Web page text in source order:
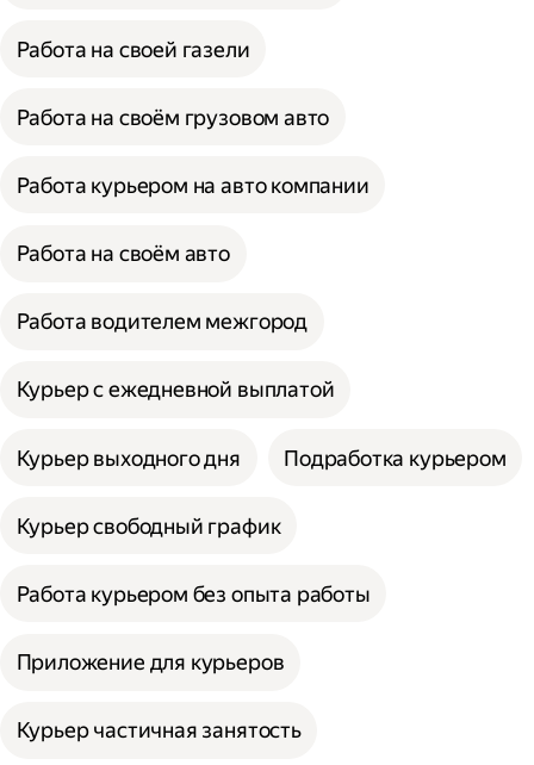
Работа на своей газели
Работа на своём грузовом авто
Работа курьером на авто компании
Работа на своём авто
Работа водителем межгород
Курьер с ежедневной выплатой
Курьер выходного дня Подработка курьером
Курьер свободный график
Работа курьером без опыта работы
Приложение для курьеров
Курьер частичная занятость